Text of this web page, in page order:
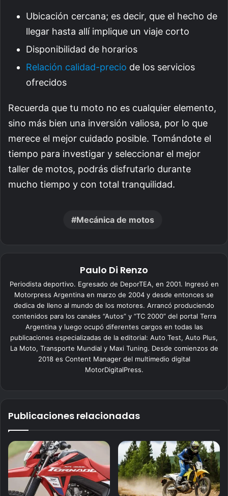
Ubicación cercana; es decir, que el hecho de
llegar hasta allí implique un viaje corto
Disponibilidad de horarios
Relación calidad-precio de los servicios
ofrecidos
Recuerda que tu moto no es cualquier elemento,
sino más bien una inversión valiosa, por lo que
merece el mejor cuidado posible. Tomándote el
tiempo para investigar y seleccionar el mejor
taller de motos, podrás disfrutarlo durante
mucho tiempo y con total tranquilidad.
Mecánica de motos
Paulo Di Renzo
Periodista deportivo. Egresado de DeporTEA, en 2001. Ingresó en
Motorpress Argentina en marzo de 2004 y desde entonces se
dedica de lleno al mundo de los motores. Arrancó produciendo
contenidos para los canales “Autos” y “TC 2000” del portal Terra
Argentina y luego ocupó diferentes cargos en todas las
publicaciones especializadas de la editorial: Auto Test, Auto Plus,
La Moto, Transporte Mundial y Maxi Tuning. Desde comienzos de
2018 es Content Manager del multimedio digital
MotorDigitalPress.
Publicaciones relacionadas